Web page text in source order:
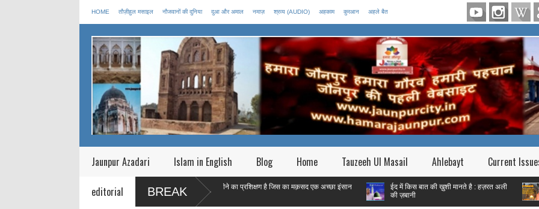
HOME तौज़ीहुल मसाइल नौजवानों की दुनिया दुआ और अमाल नमाज़ श्रव्य (AUDIO) अहकाम कुरआन अहले बैत
Jaunpur Azadari Islam in English Blog Home Tauzeeh Ul Masail Ahlebayt Current
editorial BREAK
माह ऐ रमज़ान एक महीने का प्रशिक्षण है जिस का मक़सद एक अच्छा इंसान
बनाना है |
ईद में किस बात की ख़ुशी मानते है : हज़रत अली
की ज़बानी
फितरे की
गरीब हैं तो |